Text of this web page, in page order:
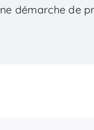
démarche de